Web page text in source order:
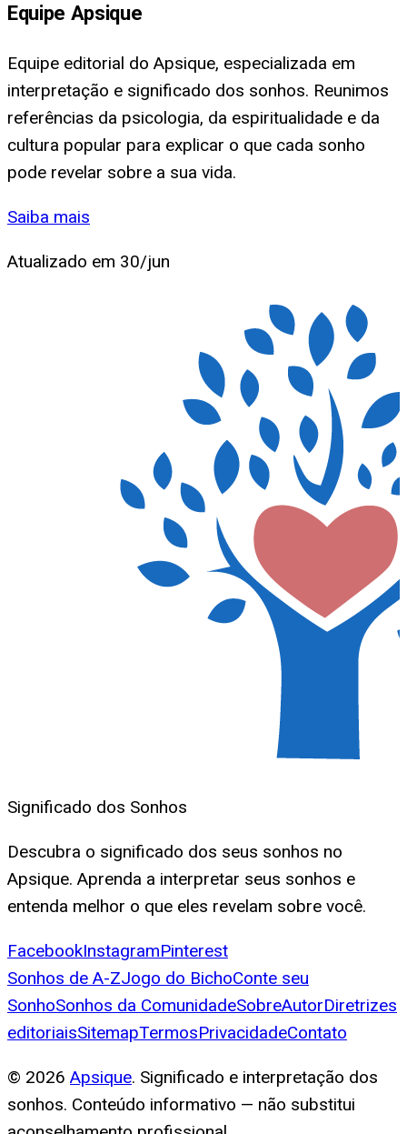
Equipe Apsique
Equipe editorial do Apsique, especializada em
interpretação e significado dos sonhos. Reunimos
referências da psicologia, da espiritualidade e da
cultura popular para explicar o que cada sonho
pode revelar sobre a sua vida.
Saiba mais
Atualizado em 30/jun
Significado dos Sonhos
Descubra o significado dos seus sonhos no
Apsique. Aprenda a interpretar seus sonhos e
entenda melhor o que eles revelam sobre você.
FacebookInstagramPinterest
Sonhos de A-ZJogo do BichoConte seu
SonhoSonhos da ComunidadeSobreAutorDiretrizes
editoriaisSitemapTermosPrivacidadeContato
© 2026 Apsique. Significado e interpretação dos
sonhos. Conteúdo informativo — não substitui